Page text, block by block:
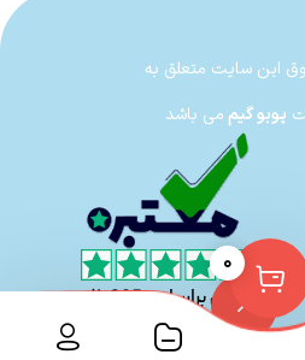
این سایت متعلق به
پوبو گیممی باشد
۰